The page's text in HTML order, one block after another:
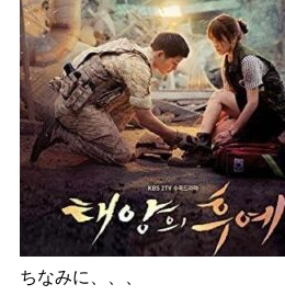
ちなみに、、、